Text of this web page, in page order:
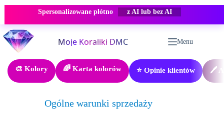
Spersonalizowane płótno z AI lub bez AI
Przejdź
do
treści
Menu
🎨 Kolory 🌈 Karta kolorów ⭐ Opinie klientów 🖊️
Ogólne warunki sprzedaży